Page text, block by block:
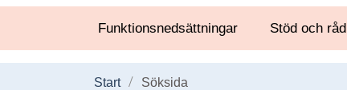
Funktionsnedsättningar Stöd och råd
Start Söksida